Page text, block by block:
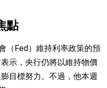
點
（Fed）維持利率政策的預
示，央行仍將以維持物價
目標努力。不過，他本週